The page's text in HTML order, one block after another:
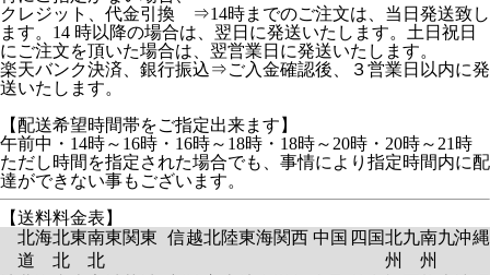
クレジット、代金引換 ⇒14時までのご注文は、当日発送致し
ます。14 時以降の場合は、翌日に発送いたします。土日祝日
にご注文を頂いた場合は、翌営業日に発送いたします。
楽天バンク決済、銀行振込⇒ご入金確認後、３営業日以内に発
送いたします。
【配送希望時間帯をご指定出来ます】
午前中・14時～16時・16時～18時・18時～20時・20時～21時
ただし時間を指定された場合でも、事情により指定時間内に配
達ができない事もございます。
【送料料金表】
北海
道
北東
北
南東
北
関東 信越北陸東海関西 中国 四国北九
州
南九
州
沖縄